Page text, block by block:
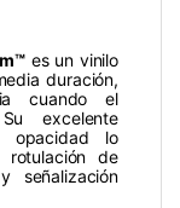
es un vinilo
duración,
cuando el
excelente
opacidad lo
de
señalización